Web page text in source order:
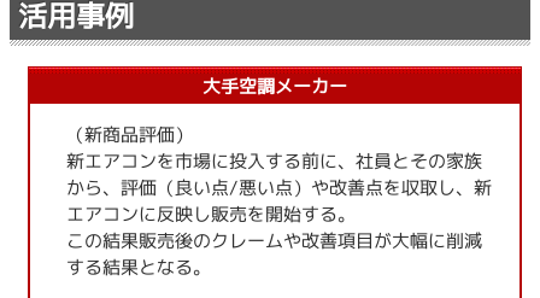
活用事例
大手空調メーカー
（新商品評価）
新エアコンを市場に投入する前に、社員とその家族
から、評価（良い点/悪い点）や改善点を収取し、新
エアコンに反映し販売を開始する。
この結果販売後のクレームや改善項目が大幅に削減
する結果となる。